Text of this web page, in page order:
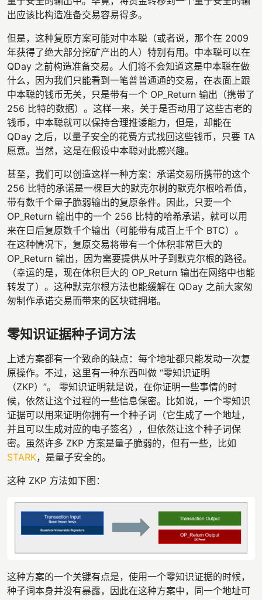
出应该比构造准备交易容易得多。
但是，这种复原方案可能对中本聪（或者说，那个在 2009
年获得了绝大部分挖矿产出的人）特别有用。中本聪可以在
QDay 之前构造准备交易。人们将不会知道这是中本聪在做
什么，因为我们只能看到一笔普普通通的交易，在表面上跟
中本聪的钱币无关，只是带有一个 OP_Return 输出（携带了
256 比特的数据）。这样一来，关于是否动用了这些古老的
钱币，中本聪就可以保持合理推诿能力，但是，却能在
QDay 之后，以量子安全的花费方式找回这些钱币，只要 TA
愿意。当然，这是在假设中本聪对此感兴趣。
甚至，我们可以创造这样一种方案：承诺交易所携带的这个
256 比特的承诺是一棵巨大的默克尔树的默克尔根哈希值，
带有数千个量子脆弱输出的复原条件。因此，只要一个
OP_Return 输出中的一个 256 比特的哈希承诺，就可以用
来在日后复原数千个输出（可能带有成百上千个 BTC）。
在这种情况下，复原交易将带有一个体积非常巨大的
OP_Return 输出，因为需要提供从叶子到默克尔根的路径。
（幸运的是，现在体积巨大的 OP_Return 输出在网络中也能
转发了）。这种默克尔根方法也能缓解在 QDay 之前大家匆
匆制作承诺交易而带来的区块链拥堵。
零知识证据种子词方法
上述方案都有一个致命的缺点：每个地址都只能发动一次复
原操作。不过，这里有一种东西叫做 “零知识证明
（ZKP）”。 零知识证明就是说，在你证明一些事情的时
候，依然让这个过程的一些信息保密。比如说，一个零知识
证据可以用来证明你拥有一个种子词（它生成了一个地址，
并且可以生成对应的电子签名），但依然让这个种子词保
密。虽然许多 ZKP 方案是量子脆弱的，但有一些，比如
STARK，是量子安全的。
这种 ZKP 方法如下图：
这种方案的一个关键有点是，使用一个零知识证据的时候，
种子词本身并没有暴露，因此在这种方案中，同一个地址可